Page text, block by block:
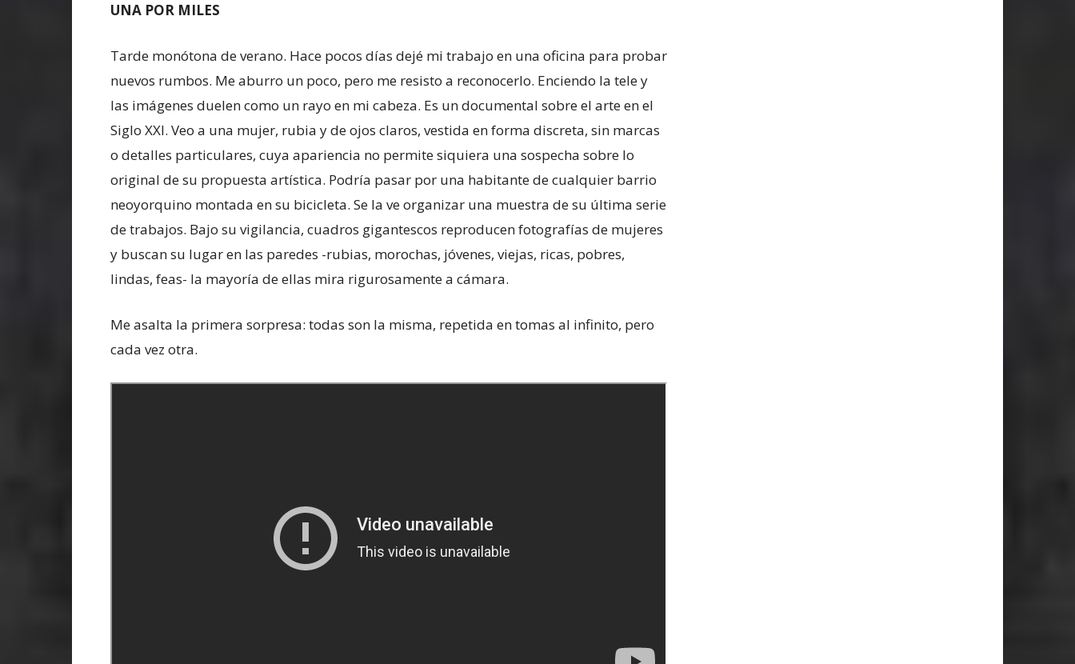
UNA POR MILES
Tarde monótona de verano. Hace pocos días dejé mi trabajo en una oficina para probar
nuevos rumbos. Me aburro un poco, pero me resisto a reconocerlo. Enciendo la tele y
las imágenes duelen como un rayo en mi cabeza. Es un documental sobre el arte en el
Siglo XXI. Veo a una mujer, rubia y de ojos claros, vestida en forma discreta, sin marcas
o detalles particulares, cuya apariencia no permite siquiera una sospecha sobre lo
original de su propuesta artística. Podría pasar por una habitante de cualquier barrio
neoyorquino montada en su bicicleta. Se la ve organizar una muestra de su última serie
de trabajos. Bajo su vigilancia, cuadros gigantescos reproducen fotografías de mujeres
y buscan su lugar en las paredes -rubias, morochas, jóvenes, viejas, ricas, pobres,
lindas, feas- la mayoría de ellas mira rigurosamente a cámara.
Me asalta la primera sorpresa: todas son la misma, repetida en tomas al infinito, pero
cada vez otra.